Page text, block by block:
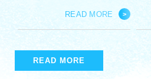
關結構疾病的醫學領域。
無論是因外傷、退化性疾
病還是先天性缺陷引起的
療方案，包括手術、物理
治療等方法。骨科治療不
READ MORE >
響
READ MORE